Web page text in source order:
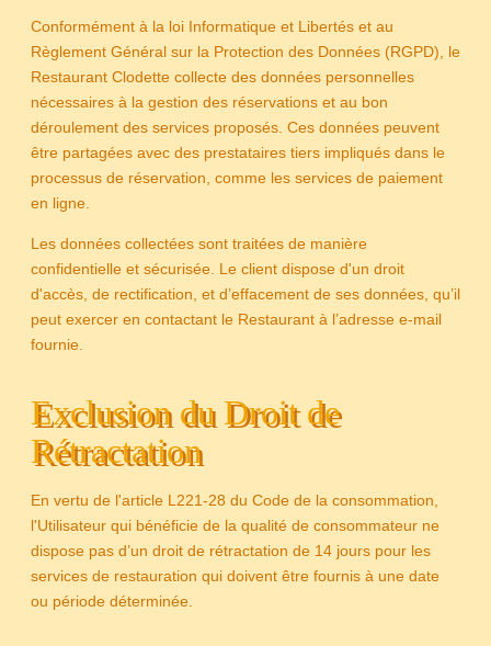
Conformément à la loi Informatique et Libertés et au
Règlement Général sur la Protection des Données (RGPD), le
Restaurant Clodette collecte des données personnelles
nécessaires à la gestion des réservations et au bon
déroulement des services proposés. Ces données peuvent
être partagées avec des prestataires tiers impliqués dans le
processus de réservation, comme les services de paiement
en ligne.
Les données collectées sont traitées de manière
confidentielle et sécurisée. Le client dispose d'un droit
d'accès, de rectification, et d’effacement de ses données, qu’il
peut exercer en contactant le Restaurant à l’adresse e-mail
fournie.
Exclusion du Droit de
Rétractation
En vertu de l'article L221-28 du Code de la consommation,
l'Utilisateur qui bénéficie de la qualité de consommateur ne
dispose pas d’un droit de rétractation de 14 jours pour les
services de restauration qui doivent être fournis à une date
ou période déterminée.